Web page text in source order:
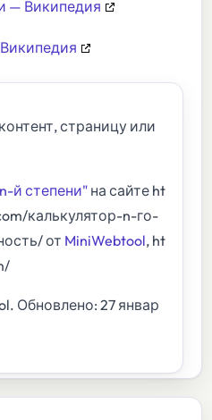
— Википедия
страницу или
й степени" на сайте ht
калькулятор-n-го-
от MiniWebtool, ht
Обновлено: 27 январ